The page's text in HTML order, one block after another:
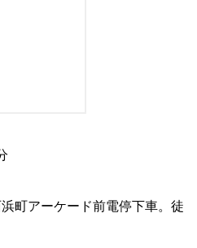
町アーケード前電停下車。徒